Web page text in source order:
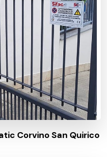
Corvino San Quirico